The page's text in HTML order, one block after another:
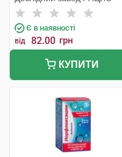
Є в наявності
від 82.00 грн
КУПИТИ